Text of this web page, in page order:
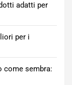
adatti per
per i
come sembra: